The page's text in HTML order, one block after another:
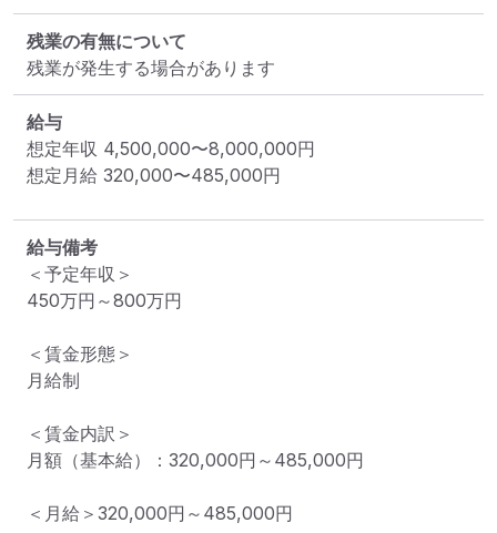
残業の有無について
残業が発生する場合があります
給与
想定年収 4,500,000〜8,000,000円
想定月給 320,000〜485,000円
給与備考
＜予定年収＞
450万円～800万円
＜賃金形態＞
月給制
＜賃金内訳＞
月額（基本給）：320,000円～485,000円
＜月給＞320,000円～485,000円